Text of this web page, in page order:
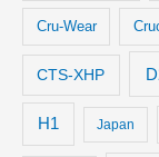
Cru-Wear
CTS-XHP
H1 Japan